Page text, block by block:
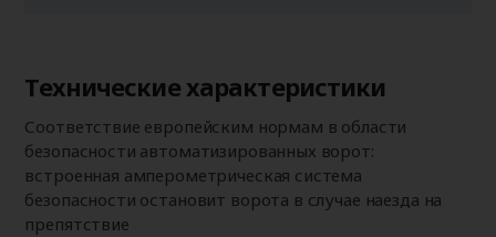
Технические характеристики
Соответствие европейским нормам в области
безопасности автоматизированных ворот:
встроенная амперометрическая система
безопасности остановит ворота в случае наезда на
препятствие